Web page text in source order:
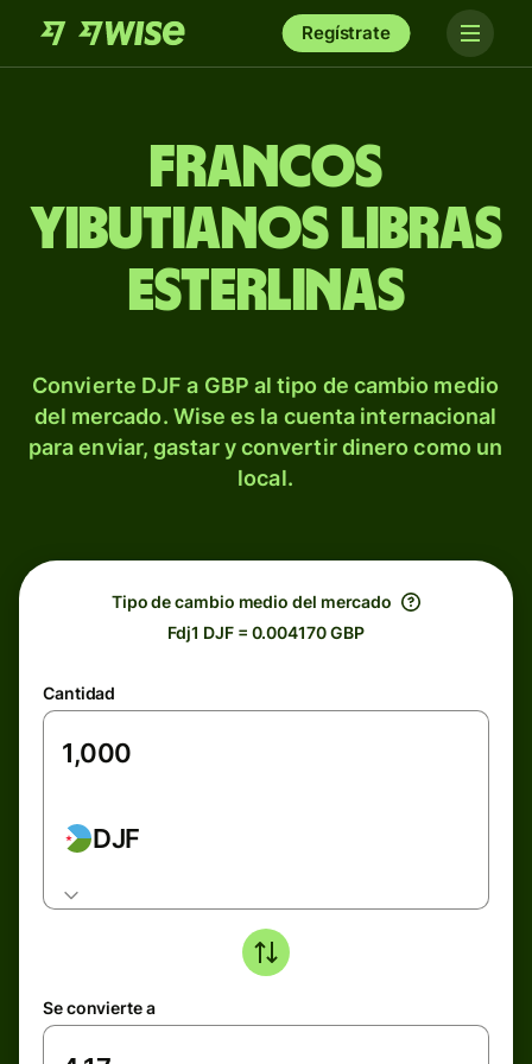
Regístrate
Francos
yibutianos libras
esterlinas
Convierte DJF a GBP al tipo de cambio medio
del mercado. Wise es la cuenta internacional
para enviar, gastar y convertir dinero como un
local.
Tipo de cambio medio del mercado
Fdj1 DJF = 0.004170 GBP
Cantidad
DJF
Se convierte a